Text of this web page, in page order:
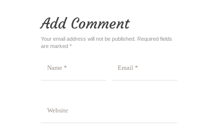
Add Comment
Your email address will not be published. Required fields
are marked *